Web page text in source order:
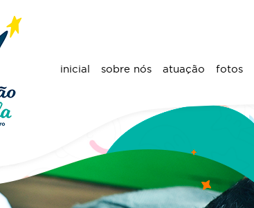
inicial sobre nós atuação fotos